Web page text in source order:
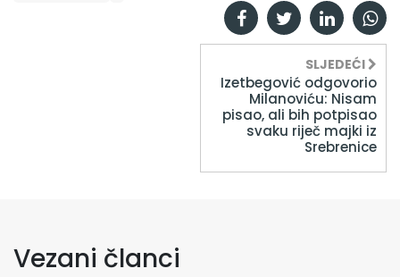
SLJEDEĆI
Izetbegović odgovorio
Milanoviću: Nisam
pisao, ali bih potpisao
svaku riječ majki iz
Srebrenice
Vezani članci